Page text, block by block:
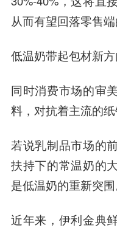
从而有望回落零售端
低温奶带起包材新方
同时消费市场的审
料，对抗着主流的纸
若说乳制品市场的
扶持下的常温奶的
是低温奶的重新突围
近年来，伊利金典